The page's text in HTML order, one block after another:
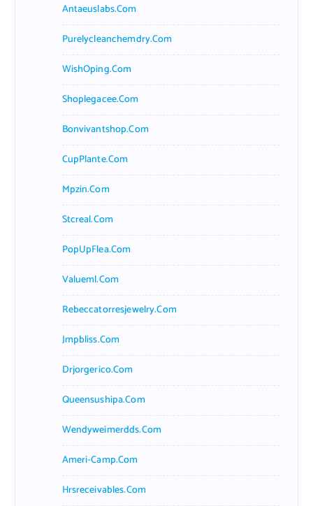
Antaeuslabs.com
Purelycleanchemdry.com
WishOping.com
Shoplegacee.com
Bonvivantshop.com
CupPlante.com
Mpzin.com
Stcreal.com
PopUpFlea.com
Valueml.com
Rebeccatorresjewelry.com
Jmpbliss.com
Drjorgerico.com
Queensushipa.com
Wendyweimerdds.com
Ameri-Camp.com
Hrsreceivables.com